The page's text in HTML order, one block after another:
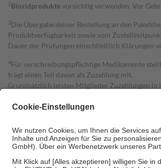
2Biozidproduktevorsichtig verwenden. Vor
3Die Übergabe deiner Bestellung an den
Produktverfügbarkeit sowie vom
Dauer der Prüfungen einschließlich Klärungen
4Für verschreibungspflichtige Medikamente
trägt einen Teil davon als Zuzahlung mit.
Grundsätzlich leisten Mitglieder Zuzahlungen in
Diese Regeln gelten grundsätzlich auch für
Um das Engagement der Versicherten für ihre
• Kindern und Jugendlichen bis zum
• Untersuchungen zur Vorsorge und
• empfohlenen Schutzimpfungen